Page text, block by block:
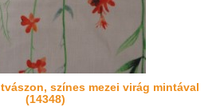
színes mezei virág mintával
(14348)